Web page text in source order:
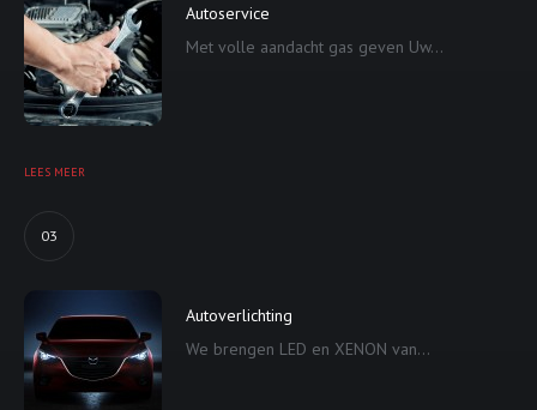
Autoservice
Met volle aandacht gas geven Uw...
LEES MEER
03
Autoverlichting
We brengen LED en XENON van...